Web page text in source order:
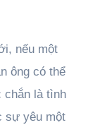
nếu một
ông có thể
chắn là tình
sự yêu một